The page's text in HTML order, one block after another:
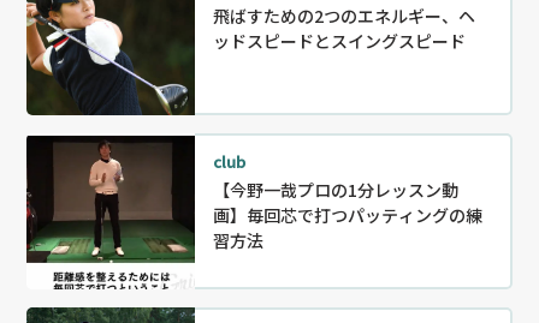
飛ばすための2つのエネルギー、ヘ
ッドスピードとスイングスピード
club
【今野一哉プロの1分レッスン動
画】毎回芯で打つパッティングの練
習方法